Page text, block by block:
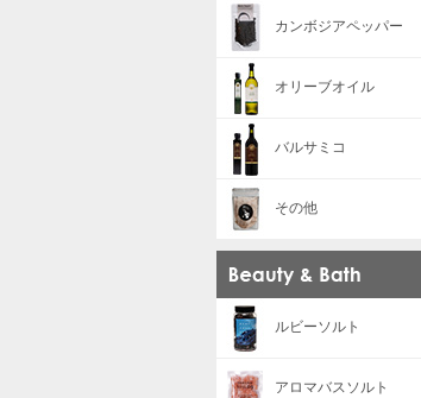
カンボジアペッパー
オリーブオイル
バルサミコ
その他
ルビーソルト
アロマバスソルト